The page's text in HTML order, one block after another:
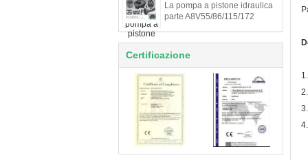
La pompa a pistone idraulica
parte A8V55/86/115/172
Certificazione